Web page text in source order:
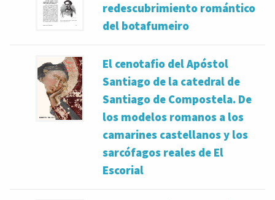
redescubrimiento romántico
del botafumeiro
El cenotafio del Apóstol
Santiago de la catedral de
Santiago de Compostela. De
los modelos romanos a los
camarines castellanos y los
sarcófagos reales de El
Escorial